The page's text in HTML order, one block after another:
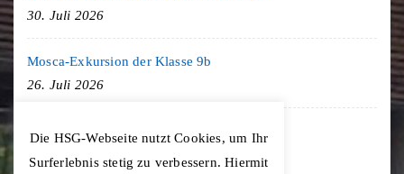
30. Juli 2026
Mosca-Exkursion der Klasse 9b
26. Juli 2026
Freiburg-Exkursion des Geschichte LK
Die HSG-Webseite nutzt Cookies, um Ihr
Surferlebnis stetig zu verbessern. Hiermit